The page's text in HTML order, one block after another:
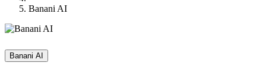
Banani AI
Banani AI